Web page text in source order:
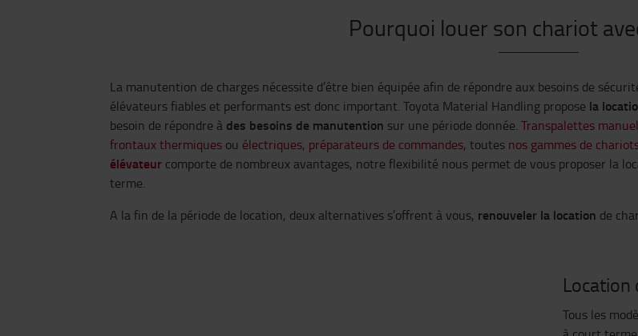
Pourquoi louer son chariot
La manutention de charges nécessite d’être bien équipée afin de répondre aux besoins de
élévateurs fiables et performants est donc important. Toyota Material Handling propose la
besoin de répondre à des besoins de manutention sur une période donnée. Transpalettes
frontaux thermiques ou électriques, préparateurs de commandes, toutes nos gammes de
élévateur comporte de nombreux avantages, notre flexibilité nous permet de vous proposer la
terme.
A la fin de la période de location, deux alternatives s’offrent à vous, renouveler la location de
Tous les